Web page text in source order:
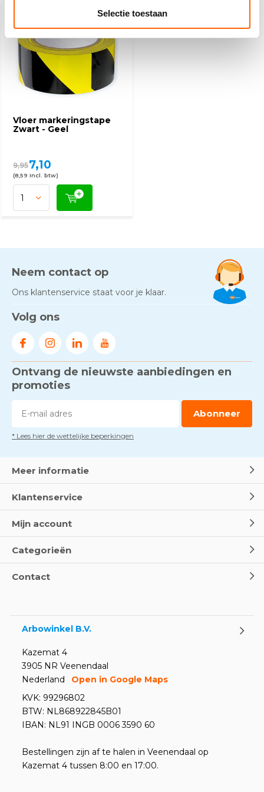
Selectie toestaan
Vloer markeringstape
Zwart - Geel
-29%
9,957,10
(8,59 Incl. btw)
Neem contact op
Ons klantenservice staat voor je klaar.
Volg ons
Ontvang de nieuwste aanbiedingen en
promoties
Abonneer
* Lees hier de wettelijke beperkingen
Meer informatie
Klantenservice
Mijn account
Categorieën
Contact
Arbowinkel B.V.
Kazemat 4
3905 NR Veenendaal
Nederland
Open in Google Maps
KVK: 99296802
BTW: NL868922845B01
IBAN: NL91 INGB 0006 3590 60
Bestellingen zijn af te halen in Veenendaal op
Kazemat 4 tussen 8:00 en 17:00.